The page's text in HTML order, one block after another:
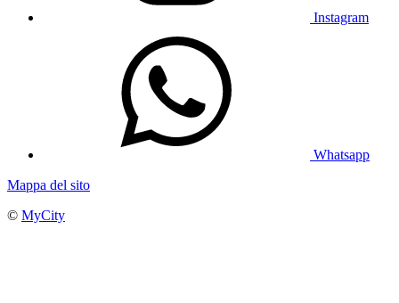
Instagram
Whatsapp
Mappa del sito
© MyCity